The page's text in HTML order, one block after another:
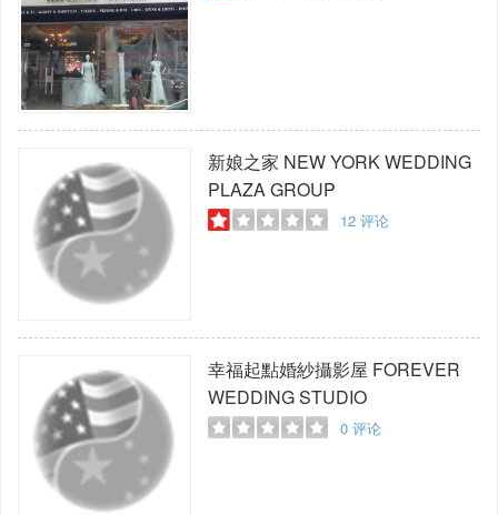
新娘之家 NEW YORK WEDDING
PLAZA GROUP
12评论
幸福起點婚紗攝影屋 FOREVER
WEDDING STUDIO
0评论